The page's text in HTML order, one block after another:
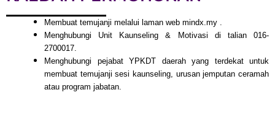
Membuat temujanji melalui laman web mindx.my .
Menghubungi Unit Kaunseling & Motivasi di talian 016-
2700017.
Menghubungi pejabat YPKDT daerah yang terdekat untuk
membuat temujanji sesi kaunseling, urusan jemputan ceramah
atau program jabatan.